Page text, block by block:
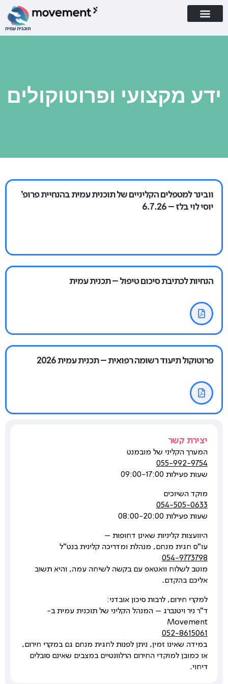
ידע מקצועי ופרוטוקולים
יצירת קשר
המערך הקליני של מובמנט
055-992-9754
שעות פעילות 09:00-17:00
מוקד השיוכים
054-505-0633
שעות פעילות 08:00-20:00
היוועצות קליניות שאינן דחופות –
עו"ס חגית מנחם, מנהלת ומדריכה קלינית בנט"ל
054-9773798
מוטב לשלוח וואטאפ עם בקשה לשיחה עמה, והיא תשוב
אליכם בהקדם.
למקרי חירום, לרבות סיכון אובדני:
ד"ר ניר ויטנברג – המנהל הקליני של תוכנית עמית ב-
Movement
052-8615061
במידה שאינו זמין, ניתן לפנות לחגית מנחם גם במקרי חירום,
או כמובן למוקדי החירום הרלוונטיים במצבים שאינם סובלים
דיחוי.
וובינר למטפלים הקליניים של תוכנית עמית בהנחיית פרופ'
יוסי לוי בלז – 6.7.26
הנחיות לכתיבת סיכום טיפול – תכנית עמית
פרוטוקול תיעוד רשומה רפואית – תכנית עמית 2026